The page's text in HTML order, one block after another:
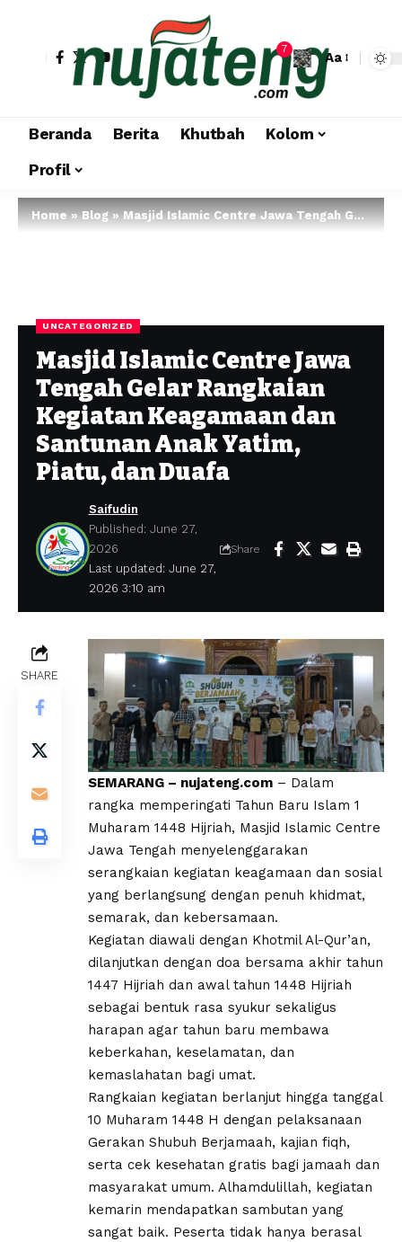
7
Aa
Beranda Berita Khutbah
Kolom
Profil
Home»Blog»Masjid Islamic Centre Jawa Tengah Gelar Rangkaian Kegiatan Keagamaan dan Santunan Anak Yatim, Piatu, dan Duafa
UNCATEGORIZED
Masjid Islamic Centre Jawa
Tengah Gelar Rangkaian
Kegiatan Keagamaan dan
Santunan Anak Yatim,
Piatu, dan Duafa
Last updated: June 27,
2026 3:10 am
Saifudin
Published: June 27,
2026
Share
SHARE
SEMARANG – nujateng.com – Dalam
rangka memperingati Tahun Baru Islam 1
Muharam 1448 Hijriah, Masjid Islamic Centre
Jawa Tengah menyelenggarakan
serangkaian kegiatan keagamaan dan sosial
yang berlangsung dengan penuh khidmat,
semarak, dan kebersamaan.
Kegiatan diawali dengan Khotmil Al-Qur’an,
dilanjutkan dengan doa bersama akhir tahun
1447 Hijriah dan awal tahun 1448 Hijriah
sebagai bentuk rasa syukur sekaligus
harapan agar tahun baru membawa
keberkahan, keselamatan, dan
kemaslahatan bagi umat.
Rangkaian kegiatan berlanjut hingga tanggal
10 Muharam 1448 H dengan pelaksanaan
Gerakan Shubuh Berjamaah, kajian fiqh,
serta cek kesehatan gratis bagi jamaah dan
masyarakat umum. Alhamdulillah, kegiatan
kemarin mendapatkan sambutan yang
sangat baik. Peserta tidak hanya berasal